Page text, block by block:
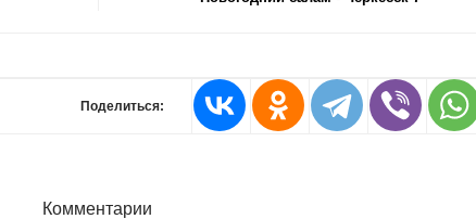
Поделиться:
Комментарии